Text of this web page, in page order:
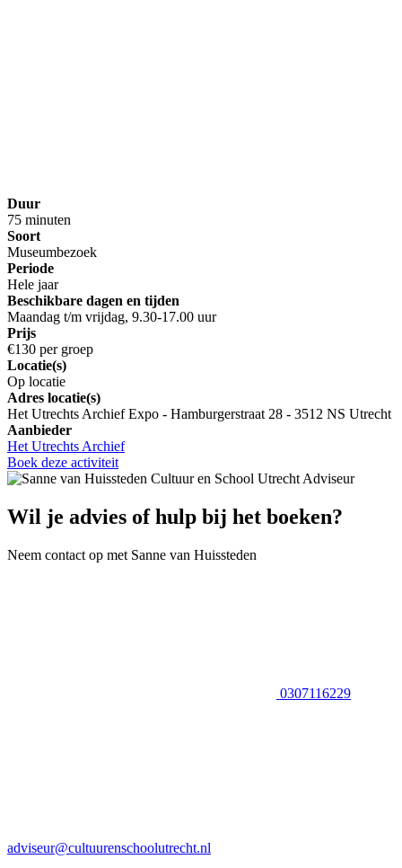
Duur
75 minuten
Soort
Museumbezoek
Periode
Hele jaar
Beschikbare dagen en tijden
Maandag t/m vrijdag, 9.30-17.00 uur
Prijs
€130 per groep
Locatie(s)
Op locatie
Adres locatie(s)
Het Utrechts Archief Expo - Hamburgerstraat 28 - 3512 NS Utrecht
Aanbieder
Het Utrechts Archief
Boek deze activiteit
Wil je advies of hulp bij het boeken?
Neem contact op met Sanne van Huissteden
0307116229
adviseur@cultuurenschoolutrecht.nl